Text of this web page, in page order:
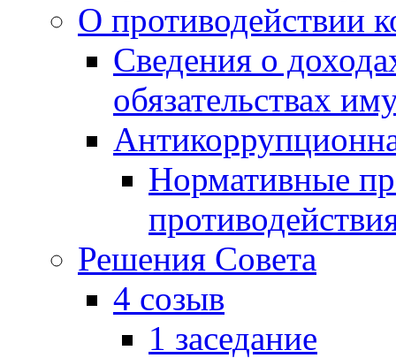
О противодействии
Сведения о
обязательствах
Нормативные
Решения Совета
4 созыв
1 заседание